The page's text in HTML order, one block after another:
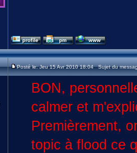
Posté le: Jeu 15 Avr 2010 18:04 Sujet du
BON,
calmer et
Premièrement,
topic à flood ce